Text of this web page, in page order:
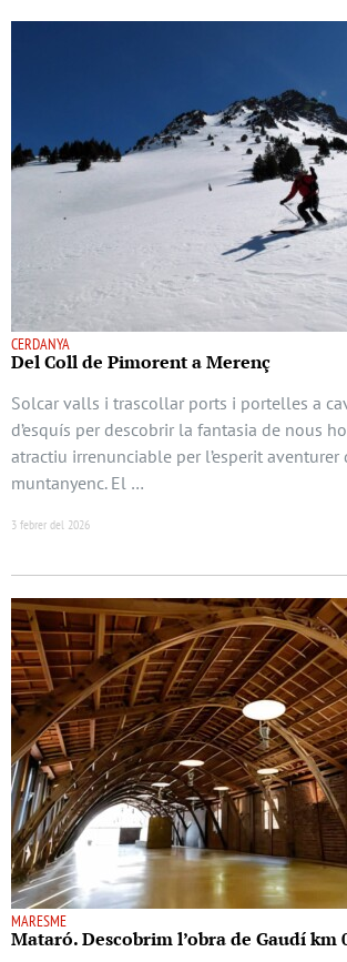
CERDANYA
Del Coll de Pimorent a Merenç
Solcar valls i trascollar ports i portelles a
d’esquís per descobrir la fantasia de nous
atractiu irrenunciable per l’esperit aventurer
muntanyenc. El …
3 febrer del 2026
MARESME
Mataró. Descobrim l’obra de Gaudí km